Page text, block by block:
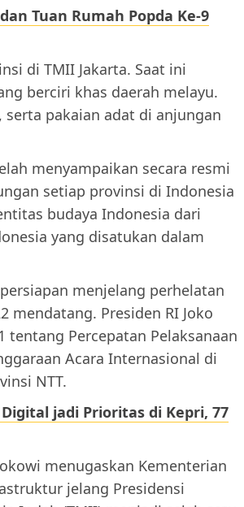
Tuan Rumah Popda Ke-9
di TMII Jakarta. Saat ini
berciri khas daerah melayu.
pakaian adat di anjungan
menyampaikan secara resmi
setiap provinsi di Indonesia
budaya Indonesia dari
yang disatukan dalam
menjelang perhelatan
mendatang. Presiden RI Joko
tentang Percepatan Pelaksanaan
Acara Internasional di
NTT.
jadi Prioritas di Kepri, 77
menugaskan Kementerian
jelang Presidensi